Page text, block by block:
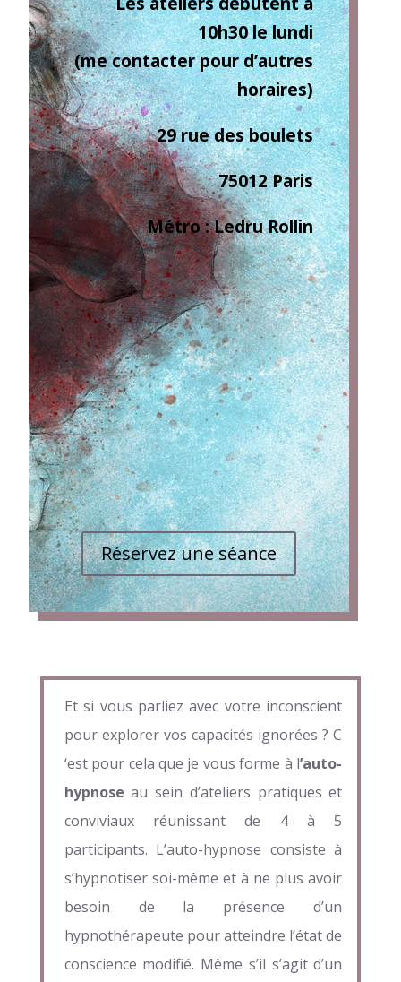
10h30 le lundi
(me contacter pour d’autres
horaires)
29 rue des boulets
75012 Paris
Métro : Ledru Rollin
Réservez une séance
Et si vous parliez avec votre inconscient
pour explorer vos capacités ignorées ? C
‘est pour cela que je vous forme à l’auto-
hypnose au sein d’ateliers pratiques et
conviviaux réunissant de 4 à 5
participants. L’auto-hypnose consiste à
s’hypnotiser soi-même et à ne plus avoir
besoin de la présence d’un
hypnothérapeute pour atteindre l’état de
conscience modifié. Même s’il s’agit d’un